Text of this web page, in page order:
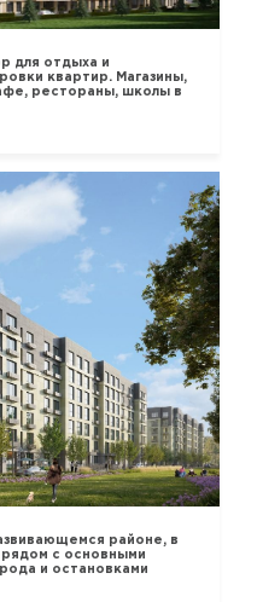
для отдыха и
квартир. Магазины,
рестораны, школы в
районе, в
рядом с основными
и остановками